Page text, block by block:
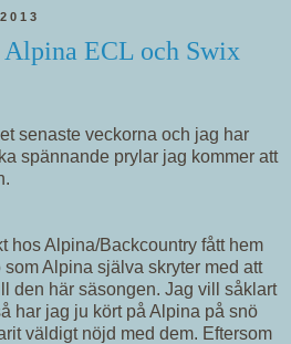
Alpina ECL och Swix
senaste veckorna och jag har
spännande prylar jag kommer att
hos Alpina/Backcountry fått hem
Alpina själva skryter med att
den här säsongen. Jag vill såklart
har jag ju kört på Alpina på snö
väldigt nöjd med dem. Eftersom